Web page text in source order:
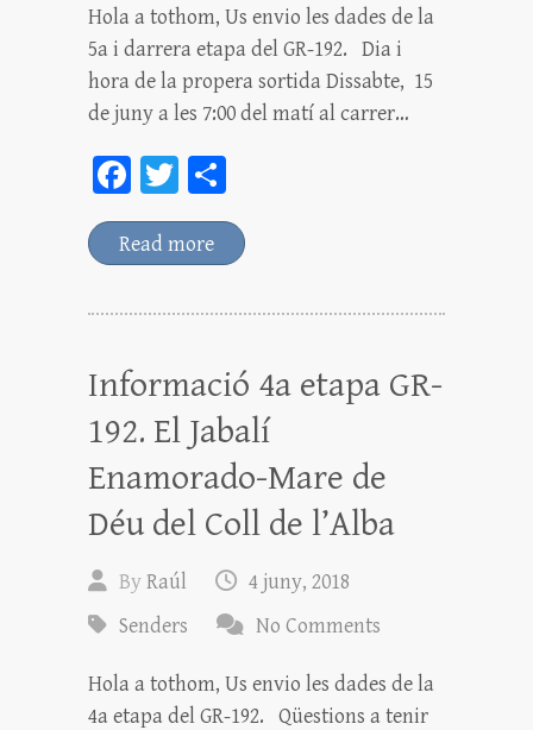
Hola a tothom, Us envio les dades de la
5a i darrera etapa del GR-192. Dia i
hora de la propera sortida Dissabte, 15
de juny a les 7:00 del matí al carrer…
Fa
ce
bo
T
wi
tt
o
m
rt
ei
x
Read more
Informació 4a etapa GR-
192. El Jabalí
Enamorado-Mare de
Déu del Coll de l’Alba
ByRaúl
4 juny, 2018
Senders
No Comments
Hola a tothom, Us envio les dades de la
4a etapa del GR-192. Qüestions a tenir